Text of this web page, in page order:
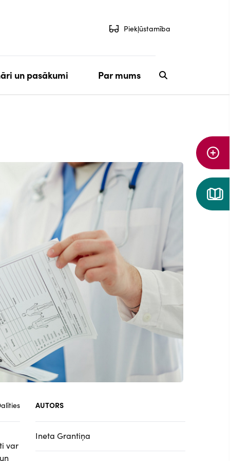
Piekļūstamība
un pasākumi Par mums
var
AUTORS
Ineta Grantiņa